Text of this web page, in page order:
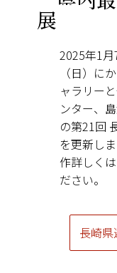
展
2025年1
（日）に
ャラリー
ンター、
の第21回
を更新し
作詳しく
ださい。
長崎